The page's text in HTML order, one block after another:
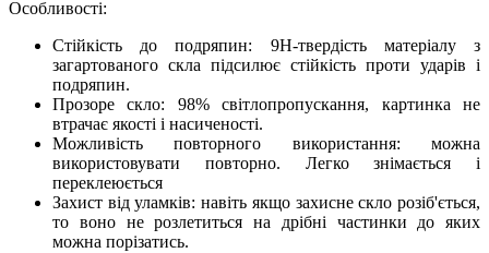
Особливості:
Стійкість до подряпин: 9H-твердість матеріалу з
загартованого скла підсилює стійкість проти ударів і
подряпин.
Прозоре скло: 98% світлопропускання, картинка не
втрачає якості і насиченості.
Можливість повторного використання: можна
використовувати повторно. Легко знімається і
переклеюється
Захист від уламків: навіть якщо захисне скло розіб'ється,
то воно не розлетиться на дрібні частинки до яких
можна порізатись.